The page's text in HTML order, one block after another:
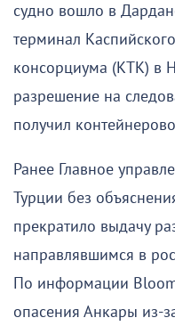
судно вошло в
терминал
консорциума (КТК) в
разрешение на
получил
Ранее Главное
Турции без
прекратило выдачу
направлявшимся в
По информации
опасения Анкары из-